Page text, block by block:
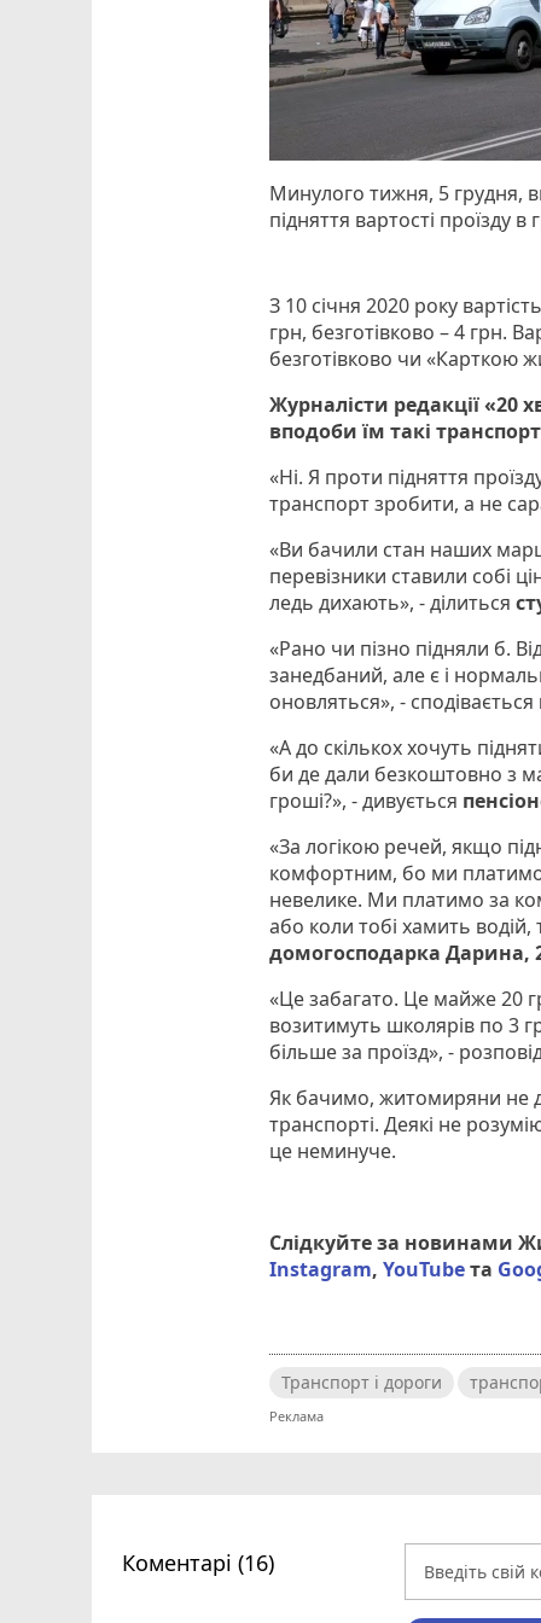
Минулого тижня, 5 грудня,
підняття вартості проїзду
З 10 січня 2020 року
грн, безготівково – 4 грн.
безготівково чи «Карткою
Журналісти редакції
вподоби їм такі
«Ні. Я проти підняття
транспорт зробити, а не
«Ви бачили стан наших
перевізники ставили собі
ледь дихають», - ділиться
«Рано чи пізно підняли б.
занедбаний, але є і
оновляться», - сподівається
«А до скількох хочуть
би де дали безкоштовно з
гроші?», - дивується
«За логікою речей, якщо
комфортним, бо ми платимо
невелике. Ми платимо за
або коли тобі хамить
домогосподарка Дарина,
«Це забагато. Це майже 20
возитимуть школярів по 3
більше за проїзд», -
Як бачимо, житомиряни не
транспорті. Деякі не
це неминуче.
Слідкуйте за новинами
Instagram,YouTubeта
Транспорт і дороги
Коментарі (16)